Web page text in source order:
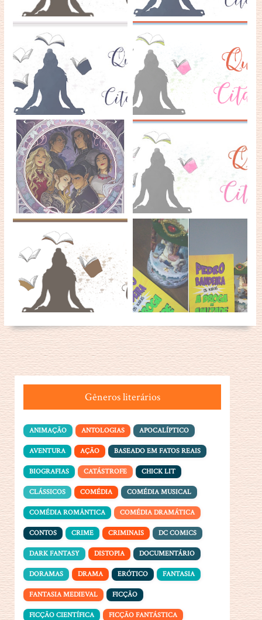
Gêneros literários
ANIMAÇÃO ANTOLOGIAS APOCALÍPTICO
AVENTURA AÇÃO BASEADO EM FATOS REAIS
BIOGRAFIAS CATÁSTROFE CHICK LIT
CLÁSSICOS COMÉDIA COMÉDIA MUSICAL
COMÉDIA ROMÂNTICA COMÉDIA DRAMÁTICA
CONTOS CRIME CRIMINAIS DC COMICS
DARK FANTASY DISTOPIA DOCUMENTÁRIO
DORAMAS DRAMA ERÓTICO FANTASIA
FANTASIA MEDIEVAL FICÇÃO
FICÇÃO CIENTÍFICA FICÇÃO FANTÁSTICA